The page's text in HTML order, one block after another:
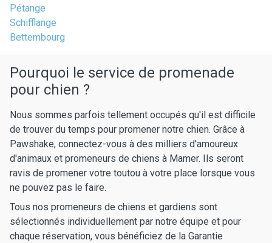
Pétange
Schifflange
Bettembourg
Pourquoi le service de promenade
pour chien ?
Nous sommes parfois tellement occupés qu'il est difficile
de trouver du temps pour promener notre chien. Grâce à
Pawshake, connectez-vous à des milliers d'amoureux
d'animaux et promeneurs de chiens à Mamer. Ils seront
ravis de promener votre toutou à votre place lorsque vous
ne pouvez pas le faire.
Tous nos promeneurs de chiens et gardiens sont
sélectionnés individuellement par notre équipe et pour
chaque réservation, vous bénéficiez de la Garantie